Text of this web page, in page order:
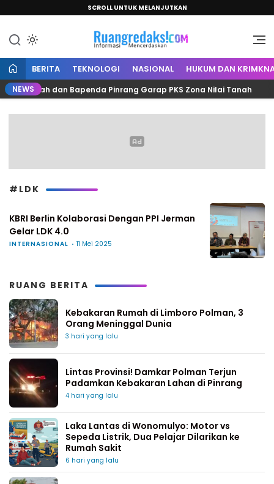
SCROLL UNTUK MELANJUTKAN
Ruang Redaksi
Informasi Mencerdaskan
BERITA TEKNOLOGI NASIONAL HUKUM DAN
NEWS
Kantah dan Bapenda Pinrang Garap PKS Zona Nilai Tanah
#LDK
KBRI Berlin Kolaborasi Dengan PPI Jerman
Gelar LDK 4.0
INTERNASIONAL 11 Mei 2025
RUANG BERITA
Kebakaran Rumah di Limboro Polman, 3
Orang Meninggal Dunia
3 hari yang lalu
Lintas Provinsi! Damkar Polman Terjun
Padamkan Kebakaran Lahan di Pinrang
4 hari yang lalu
Laka Lantas di Wonomulyo: Motor vs
Sepeda Listrik, Dua Pelajar Dilarikan ke
Rumah Sakit
6 hari yang lalu